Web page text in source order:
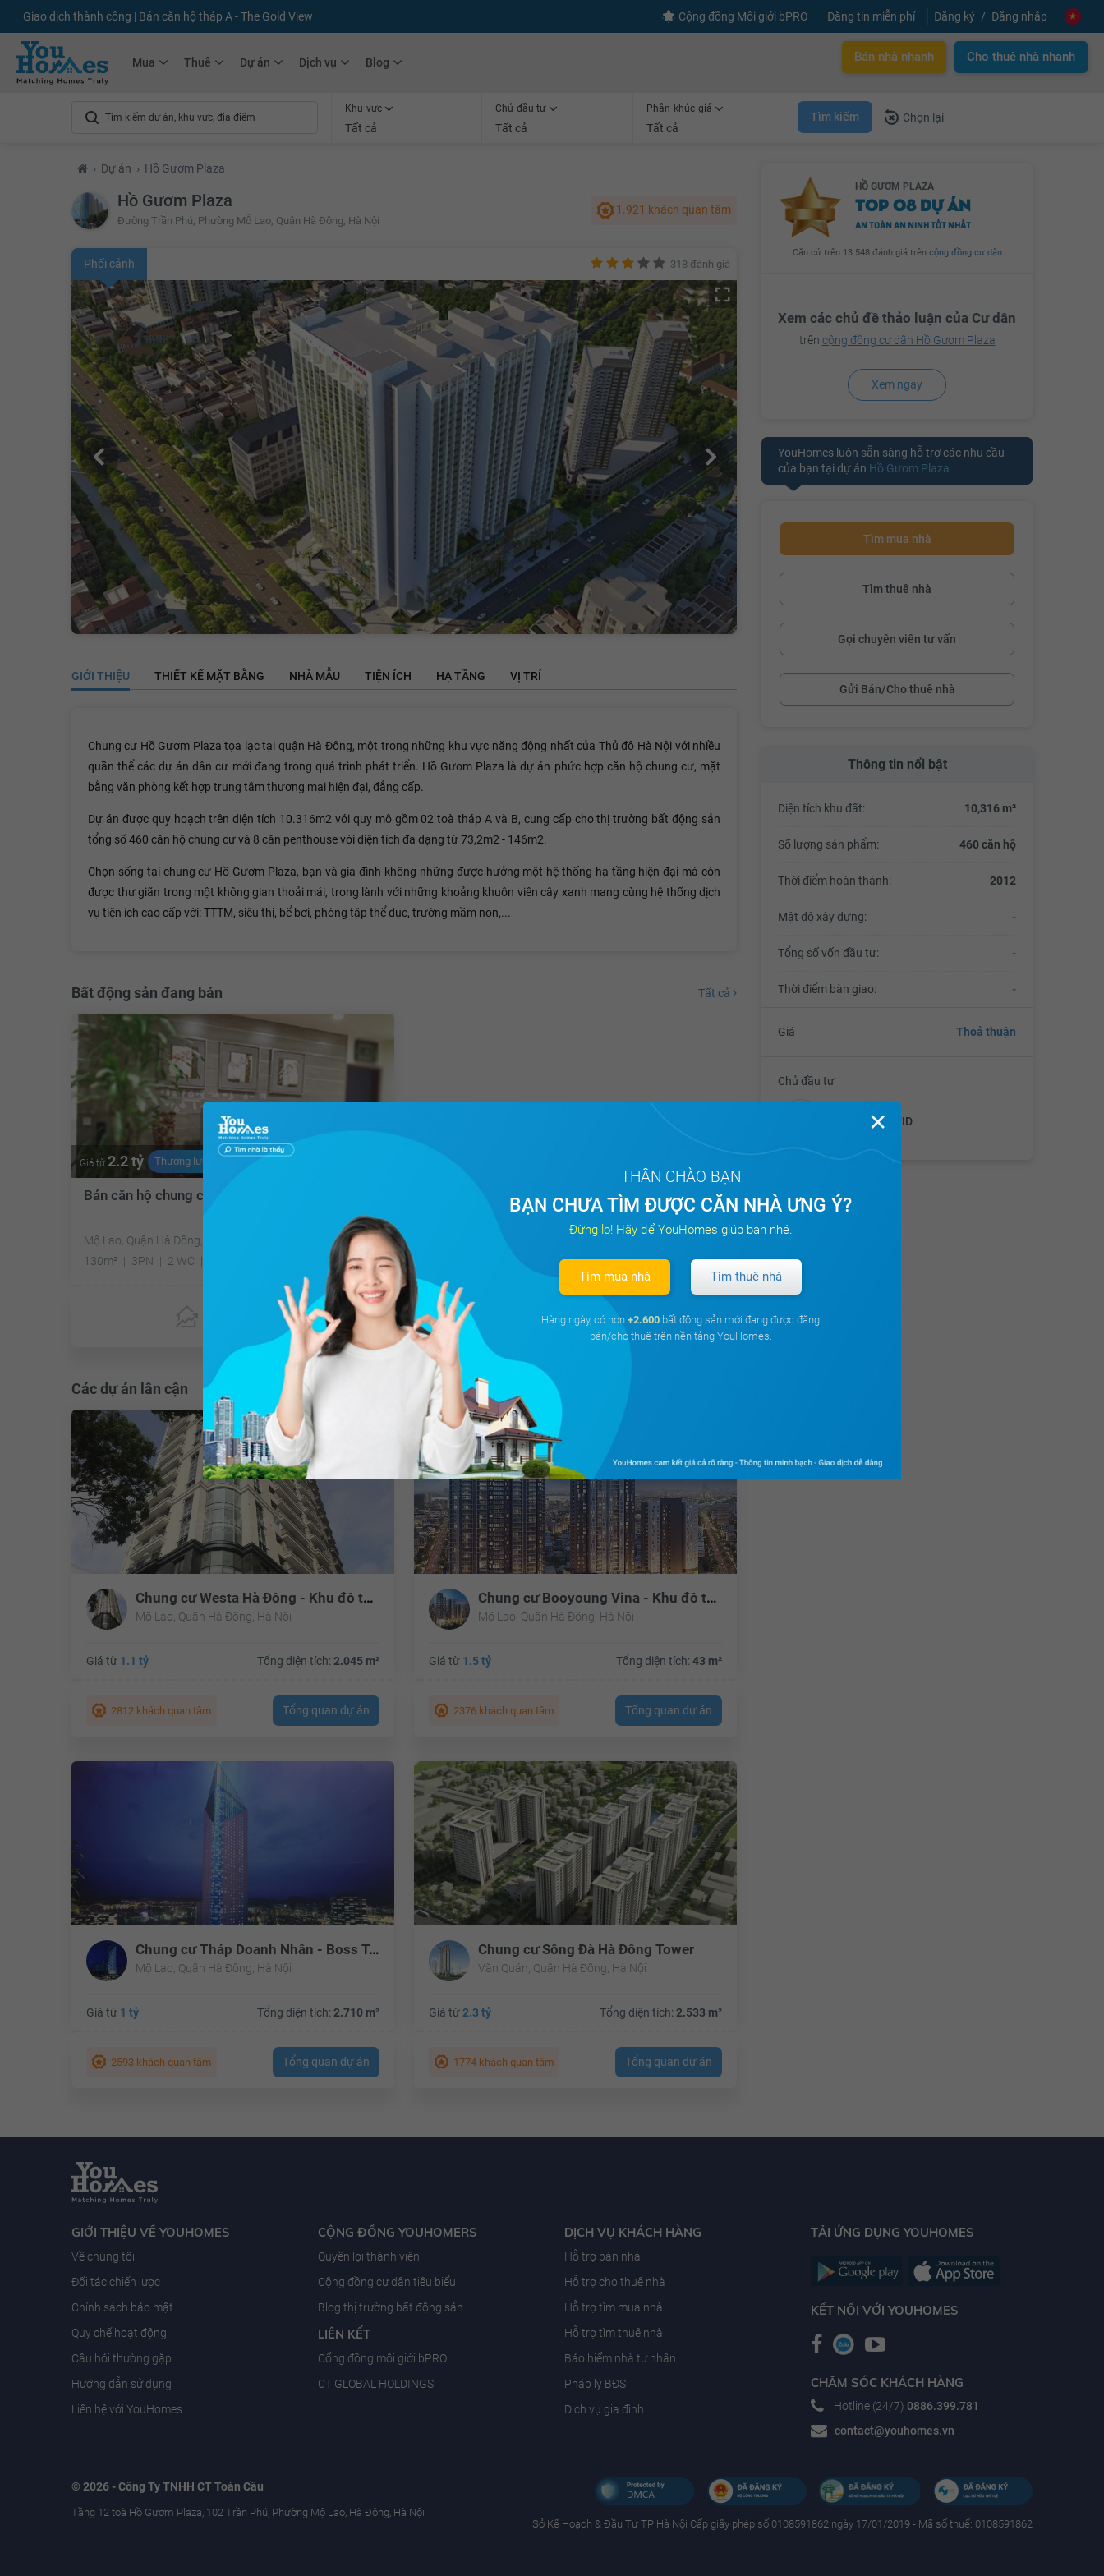
+75.000Tin đăng mới hàng tháng +10.000Thành viên Youhomers Cộng đồng Môi giới bPRO Đăng tin miễn phí Đăng ký Đăng nhập
Mua Thuê Dự án Dịch vụ Blog Bán nhà nhanh Cho thuê nhà nhanh
Khu vực
Tất cả
Chủ đầu tư
Tất cả
Phân khúc giá
Tất cả
Tìm kiếm Chọn lại
› Dự án › Hồ Gươm Plaza
Hồ Gươm Plaza
Đường Trần Phú, Phường Mỗ Lao, Quận Hà Đông, Hà Nội
1.921 khách quan tâm
Phối cảnh 318 đánh giá
GIỚI THIỆU THIẾT KẾ MẶT BẰNG NHÀ MẪU TIỆN ÍCH HẠ TẦNG VỊ TRÍ
Chung cư Hồ Gươm Plaza tọa lạc tại quận Hà Đông, một trong những khu vực năng động nhất của Thủ đô Hà Nội với nhiều
quần thể các dự án dân cư mới đang trong quá trình phát triển. Hồ Gươm Plaza là dự án phức hợp căn hộ chung cư, mặt
bằng văn phòng kết hợp trung tâm thương mại hiện đại, đẳng cấp.
Dự án được quy hoạch trên diện tích 10.316m2 với quy mô gồm 02 toà tháp A và B, cung cấp cho thị trường bất động sản
tổng số 460 căn hộ chung cư và 8 căn penthouse với diện tích đa dạng từ 73,2m2 - 146m2.
Chọn sống tại chung cư Hồ Gươm Plaza, bạn và gia đình không những được hưởng một hệ thống hạ tầng hiện đại mà còn
được thư giãn trong một không gian thoải mái, trong lành với những khoảng khuôn viên cây xanh mang cùng hệ thống dịch
vụ tiện ích cao cấp với: TTTM, siêu thị, bể bơi, phòng tập thể dục, trường mầm non,...
Bất động sản đang bán Tất cả
Giá từ 2.2 tỷ Thương lượng
Bán căn hộ chung cư Hồ Gươm Plaza
Mộ Lao, Quận Hà Đông, Hà Nội
130m²
3PN 2 WC
ưu đãi
Các dự án lân cận
Chung cư Westa Hà Đông - Khu đô thị Mỗ Lao
Mộ Lao, Quận Hà Đông, Hà Nội
Giá từ 1.1 tỷ Tổng diện tích: 2.045 m²
2812 khách quan tâm Tổng quan dự án
Chung cư Booyoung Vina - Khu đô thị Mỗ Lao
Mộ Lao, Quận Hà Đông, Hà Nội
Giá từ 1.5 tỷ Tổng diện tích: 43 m²
2376 khách quan tâm Tổng quan dự án
Chung cư Tháp Doanh Nhân - Boss Tower
Mộ Lao, Quận Hà Đông, Hà Nội
Giá từ 1 tỷ Tổng diện tích: 2.710 m²
2593 khách quan tâm Tổng quan dự án
Chung cư Sông Đà Hà Đông Tower
Văn Quán, Quận Hà Đông, Hà Nội
Giá từ2.3 tỷ Tổng diện tích: 2.533 m²
1774 khách quan tâm Tổng quan dự án
HỒ GƯƠM PLAZA
TOP 08 DỰ ÁN
AN TOÀN AN NINH TỐT NHẤT
Căn cứ trên 13.548 đánh giá trên cộng đồng cư dân
Xem các chủ đề thảo luận của Cư dân
trên cộng đồng cư dân Hồ Gươm Plaza
Xem ngay
YouHomes luôn sẵn sàng hỗ trợ các nhu cầu
của bạn tại dự án Hồ Gươm Plaza
Tìm mua nhà
Tìm thuê nhà
Gọi chuyên viên tư vấn
Gửi Bán/Cho thuê nhà
Thông tin nổi bật
Diện tích khu đất: 10,316 m²
Số lượng sản phẩm: 460 căn hộ
Thời điểm hoàn thành: 2012
Mật độ xây dựng: -
Tổng số vốn đầu tư: -
Thời điểm bàn giao: -
Giá Thoả thuận
Chủ đầu tư
Công ty CP TID
GIỚI THIỆU VỀ YOUHOMES
Về chúng tôi
Đối tác chiến lược
Chính sách bảo mật
Quy chế hoạt động
Câu hỏi thường gặp
Hướng dẫn sử dụng
Liên hệ với YouHomes
CỘNG ĐỒNG YOUHOMERS
Quyền lợi thành viên
Cộng đồng cư dân tiêu biểu
Blog thị trường bất động sản
LIÊN KẾT
Cổng đồng môi giới bPRO
CT GLOBAL HOLDINGS
DỊCH VỤ KHÁCH HÀNG
Hỗ trợ bán nhà
Hỗ trợ cho thuê nhà
Hỗ trợ tìm mua nhà
Hỗ trợ tìm thuê nhà
Bảo hiểm nhà tư nhân
Pháp lý BĐS
Dịch vụ gia đình
TẢI ỨNG DỤNG YOUHOMES
KẾT NỐI VỚI YOUHOMES
CHĂM SÓC KHÁCH HÀNG
Hotline (24/7) 0886.399.781
contact@youhomes.vn
© 2026 - Công Ty TNHH CT Toàn Cầu
Tầng 12 toà Hồ Gươm Plaza, 102 Trần Phú, Phường Mộ Lao, Hà Đông, Hà Nội
Sở Kế Hoạch & Ðầu Tư TP Hà Nội Cấp giấy phép số 0108591862 ngày 17/01/2019 - Mã số thuế: 0108591862
✕
THÂN CHÀO BẠN
BẠN CHƯA TÌM ĐƯỢC CĂN NHÀ ƯNG Ý?
Đừng lo! Hãy để YouHomes giúp bạn nhé.
Tìm mua nhà Tìm thuê nhà
Hàng ngày, có hơn +2.600 bất động sản mới đang được đăng
bán/cho thuê trên nền tảng YouHomes.